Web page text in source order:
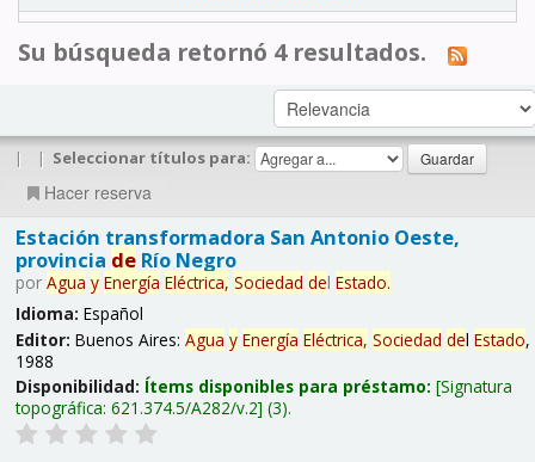
Su búsqueda retornó 4 resultados.
| | Seleccionar títulos para:
Hacer reserva
Estación transformadora San Antonio Oeste,
provincia deRío Negro
por Agua y Energía Eléctrica, Sociedad del Estado.
Idioma: Español
Editor: Buenos Aires: Agua y Energía Eléctrica, Sociedad del Estado,
1988
Disponibilidad: Ítems disponibles para préstamo: Signatura
topográfica: 621.374.5/A282/v.2 (3).